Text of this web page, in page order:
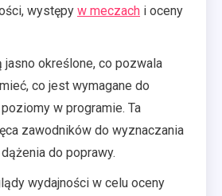
występy w meczach i oceny
jasno określone, co pozwala
co jest wymagane do
w programie. Ta
zawodników do wyznaczania
do poprawy.
wydajności w celu oceny